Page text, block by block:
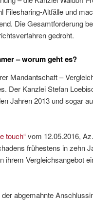
Filesharing-Altfälle und
Die Gesamtforderung
gedroht.
– worum geht es?
Mandantschaft –
Der Kanzlei Stefan
Jahren 2013 und sogar
touch“vom 12.05.2016, Az.
frühestens in zehn
ihrem Vergleichsangebot
abgemahnte